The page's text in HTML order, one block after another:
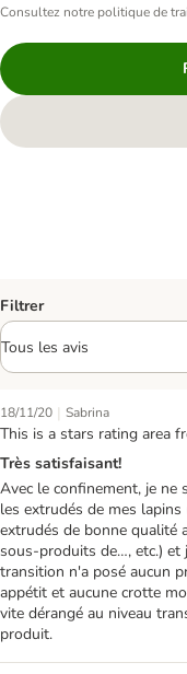
Consultez notre politique de
Filtrer
18/11/20 | Sabrina
This is a stars rating area
Très satisfaisant!
Avec le confinement, je
les extrudés de mes lapins
extrudés de bonne qualité
sous-produits de…, etc.) et
transition n'a posé aucun
appétit et aucune crotte
vite dérangé au niveau
produit.